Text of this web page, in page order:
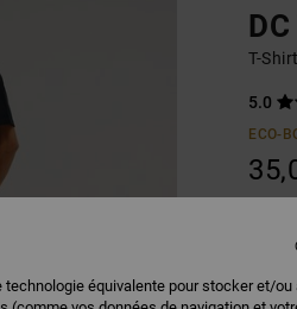
T-
5.0
ECO-
équivalente pour stocker et/ou